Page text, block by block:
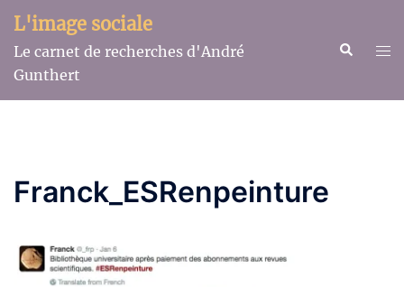
Aller
au
contenu
L'image sociale
Le carnet de recherches d'André
Gunthert
Franck_ESRenpeinture